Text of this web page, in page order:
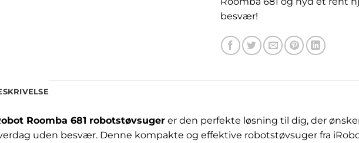
besvær!
Roomba 681 robotstøvsuger er den perfekte løsning til dig, der
uden besvær. Denne kompakte og effektive robotstøvsuger fra